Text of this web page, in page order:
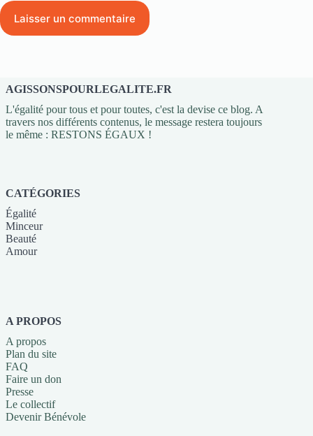
Laisser un commentaire
AGISSONSPOURLEGALITE.FR
L'égalité pour tous et pour toutes, c'est la devise ce blog. A
travers nos différents contenus, le message restera toujours
le même : RESTONS ÉGAUX !
CATÉGORIES
Égalité
Minceur
Beauté
Amour
A PROPOS
A propos
Plan du site
FAQ
Faire un don
Presse
Le collectif
Devenir Bénévole